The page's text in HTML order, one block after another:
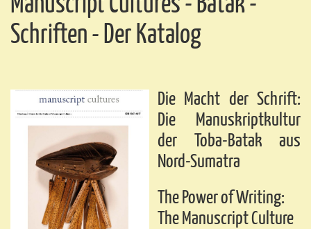
Schriften - Der Katalog
Die Macht der Schrift:
Die Manuskriptkultur
der Toba-Batak aus
Nord-Sumatra
The Power of Writing:
The Manuscript Culture